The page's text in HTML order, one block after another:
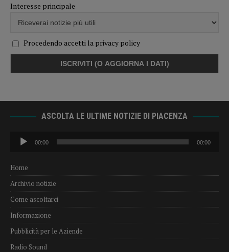
Interesse principale
Procedendo accetti la privacy policy
ASCOLTA LE ULTIME NOTIZIE DI PIACENZA
Audio
Player
00:00 00:00
Home
Archivio notizie
Come ascoltarci
Informazione
Pubblicità per le Aziende
Radio Sound